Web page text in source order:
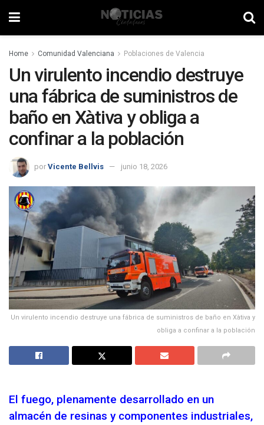
Home Comunidad Valenciana Poblaciones de Valencia
Un virulento incendio destruye
una fábrica de suministros de
baño en Xàtiva y obliga a
confinar a la población
por Vicente Bellvis junio 18, 2026
Un virulento incendio destruye una fábrica de suministros de baño en Xàtiva y
obliga a confinar a la población
El fuego, plenamente desarrollado en un
almacén de resinas y componentes industriales,